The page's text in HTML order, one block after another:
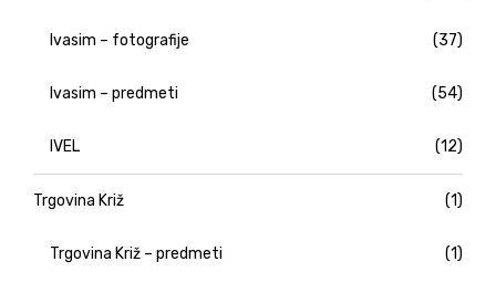
Ivasim – fotografije (37)
Ivasim – predmeti (54)
IVEL (12)
Trgovina Križ (1)
Trgovina Križ – predmeti (1)